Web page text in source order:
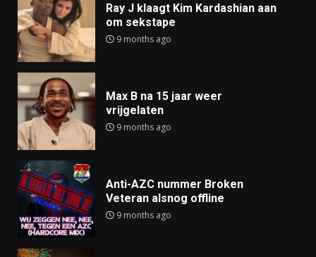
Ray J klaagt Kim Kardashian aan
om sekstape
9 months ago
Max B na 15 jaar weer
vrijgelaten
9 months ago
Anti-AZC nummer Broken
Veteran alsnog offline
9 months ago